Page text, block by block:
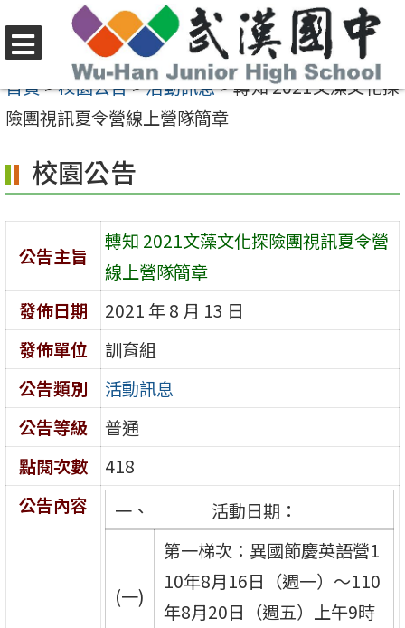
至
要
容
區
選
單
首頁>校園公告>活動訊息>轉知 2021文藻文化探
險團視訊夏令營線上營隊簡章
校園公告
公告主旨
轉知 2021文藻文化探險團視訊夏令營
線上營隊簡章
發佈日期
2021 年 8 月 13 日
發佈單位
訓育組
公告類別
活動訊息
公告等級
普通
點閱次數
418
公告內容
一、 活動日期：
(一)
第一梯次：異國節慶英語營1
10年8月16日（週一）～110
年8月20日（週五）上午9時